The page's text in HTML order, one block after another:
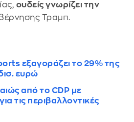
ουδείς γνωρίζει την
Τραμπ.
εξαγοράζει το 29% της
ευρώ
από το CDP με
τις περιβαλλοντικές